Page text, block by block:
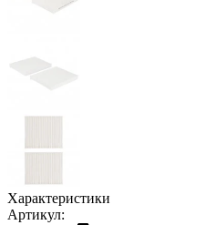
Характеристики
Артикул: